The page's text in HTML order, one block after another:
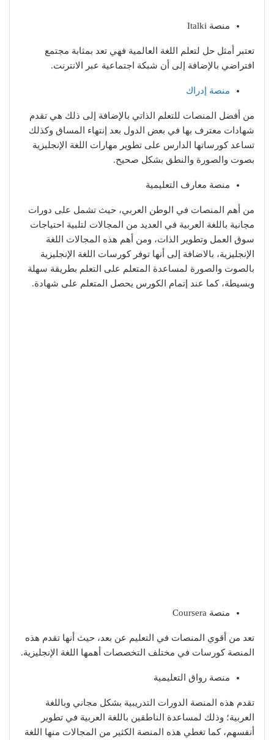
منصة Italki
تعتبر أمثل حل لتعلم اللغة العالمية فهي تعد بمثابة مجتمع
افتراضي بالإضافة إلى أن شبكة اجتماعية عبر الانترنت.
منصة إدراك
من أفضل المنصات للتعلم الذاتي بالإضافة إلى ذلك هي تقدم
شهادات معترف بها في بعض الدول بعد إنتهاء المساق وكذلك
تساعد كورساتها الدارس على تطوير مهارات اللغة الإنجليزية
بصوت والصورة والنطق بشكل صحيح.
منصة معارف التعليمية
من أهم المنصات في الوطن العربي، حيث تشمل على دورات
مجانية باللغة العربية في العديد من المجالات لتلبية احتياجات
سوق العمل وتطوير الذات، ومن أهم هذه المجالات اللغة
الإنجليزية، بالاضافة إلى أنها توفر كورسات اللغة الإنجليزية
بالصوت والصورة لمساعدة المتعلم على التعلم بطريقة سهلة
وبسيطة، كما عند إتمام الكورس يحصل المتعلم على شهادة.
منصة Coursera
تعد من أقوي المنصات في التعليم عن بعد، حيث أنها تقدم هذه
المنصة كورسات في مختلف التخصصات أهمها اللغة الإنجليزية.
منصة رواق التعليمية
تقدم هذه المنصة الدورات التدريبية بشكل مجاني وباللغة
العربية؛ وذلك لمساعدة الناطقين باللغة العربية في تطوير
أنفسهم، كما تغطي هذه المنصة الكثير من المجالات منها اللغة